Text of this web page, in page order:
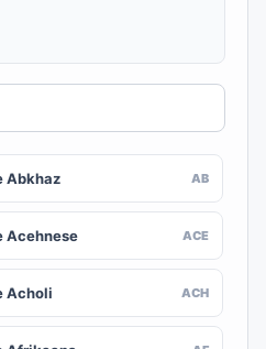
Abkhaz AB
Acehnese ACE
Acholi ACH